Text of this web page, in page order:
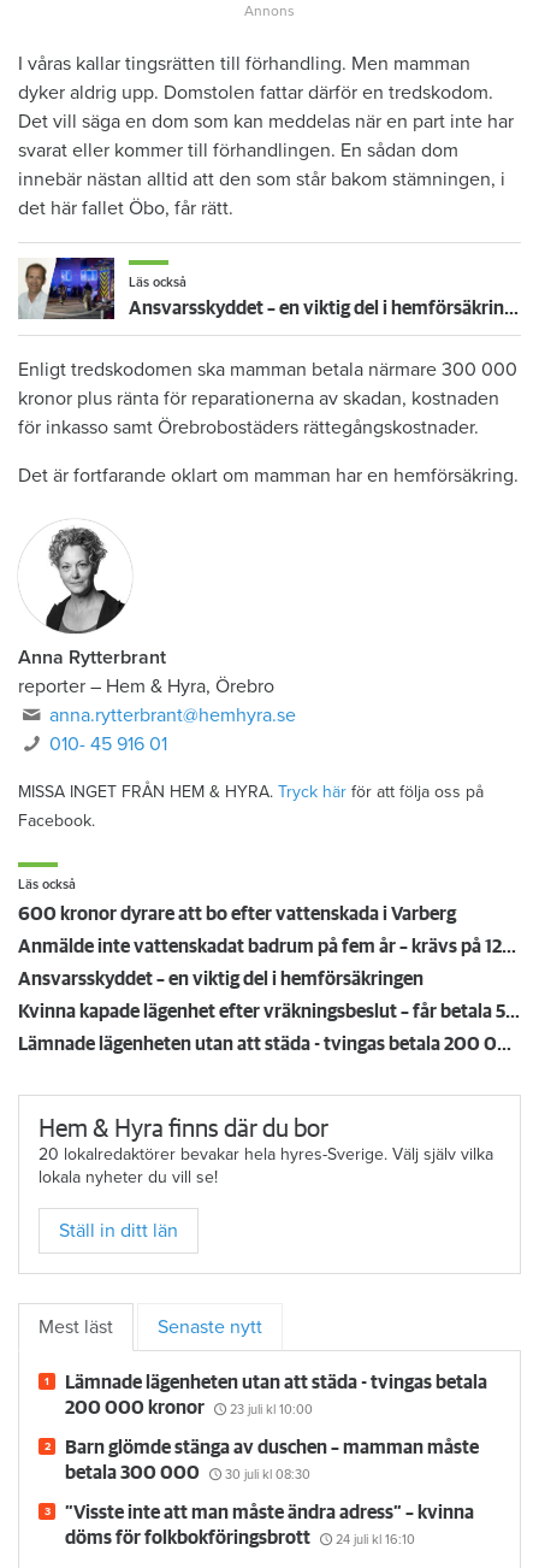
I våras kallar tingsrätten till förhandling. Men mamman
dyker aldrig upp. Domstolen fattar därför en tredskodom.
Det vill säga en dom som kan meddelas när en part inte har
svarat eller kommer till förhandlingen. En sådan dom
innebär nästan alltid att den som står bakom stämningen, i
det här fallet Öbo, får rätt.
Läs också
Ansvarsskyddet – en viktig del i hemförsäkringen
Enligt tredskodomen ska mamman betala närmare 300 000
kronor plus ränta för reparationerna av skadan, kostnaden
för inkasso samt Örebrobostäders rättegångskostnader.
Det är fortfarande oklart om mamman har en hemförsäkring.
Anna Rytterbrant
reporter – Hem & Hyra, Örebro
anna.rytterbrant@hemhyra.se
010- 45 916 01
MISSA INGET FRÅN HEM & HYRA.
Läs också
600 kronor dyrare att bo efter vattenskada i Varberg
Ansvarsskyddet – en viktig del i hemförsäkringen
Hem & Hyra finns där du bor
20 lokalredaktörer bevakar hela hyres-Sverige. Välj själv vilka
lokala nyheter du vill se!
Ställ in ditt län
Senaste nytt
Lämnade lägenheten utan att städa - tvingas betala
200 000 kronor
kl 10:00
Barn glömde stänga av duschen – mamman måste
betala 300 000
30 juli kl 08:30
”Visste inte att man måste ändra adress” – kvinna